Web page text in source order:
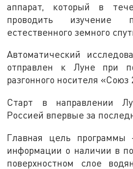
аппарат, который в
проводить изучение
естественного земного
Автоматический
отправлен к Луне при
разгонного носителя «Союз
Старт в направлении
Россией впервые за
Главная цель программы
информации о наличии в
поверхностном слое